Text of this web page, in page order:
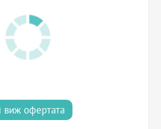
виж офертата